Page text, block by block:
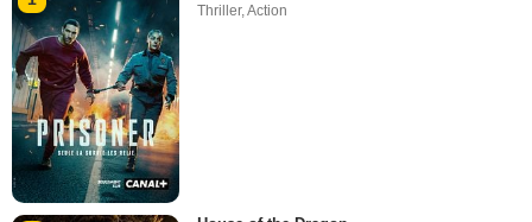
Thriller,Action